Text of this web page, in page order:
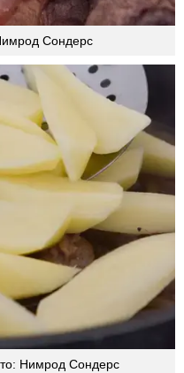
Сондерс
Нимрод Сондерс